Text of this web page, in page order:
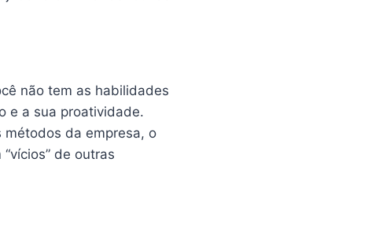
não tem as habilidades
e a sua proatividade.
métodos da empresa, o
de outras